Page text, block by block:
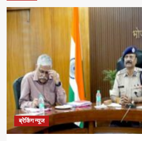
ब्रेकिंग न्यूज